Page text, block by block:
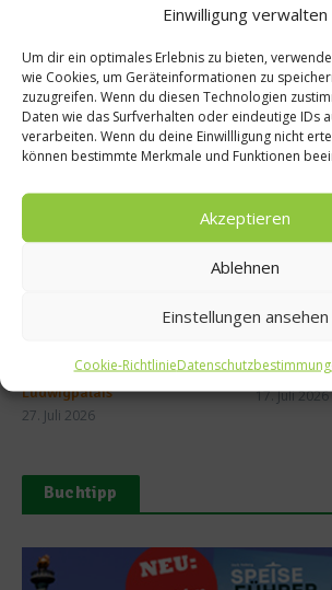
Einwilligung verwalten
Um dir ein optimales Erlebnis zu bieten,
wie Cookies, um Geräteinformationen zu
zuzugreifen. Wenn du diesen Technologien
Daten wie das Surfverhalten oder eindeutige IDs
verarbeiten. Wenn du deine Einwillligung nicht
können bestimmte Merkmale und Funktionen
Akzeptieren
Ablehnen
Einstellungen ansehen
Cookie-Richtlinie
Ähnliche Beiträge
Sommerterrasse im
Ludwigpalais
27. Juli 2026
globales
17. Juli 2026
Buchtipp